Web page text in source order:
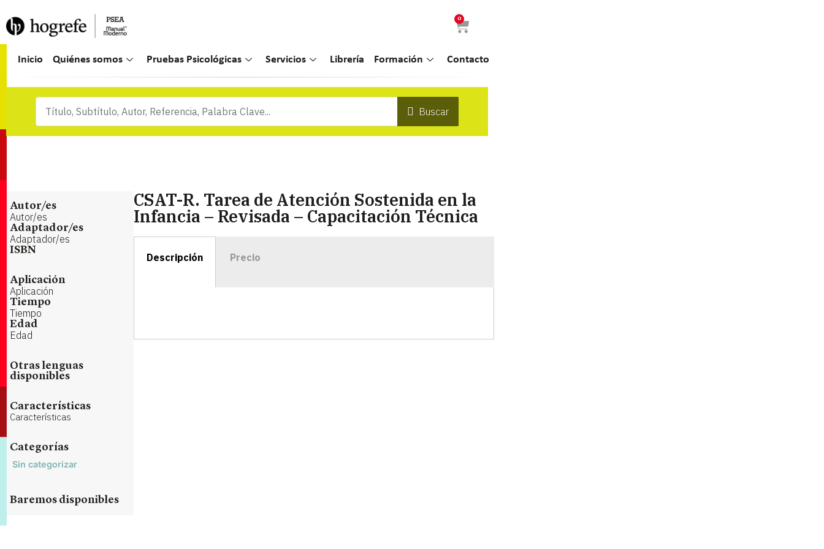
0
Inicio Quiénes somos Pruebas Psicológicas Servicios Librería Formación Contacto
Buscar
Autor/es
Autor/es
Adaptador/es
Adaptador/es
ISBN
Aplicación
Aplicación
Tiempo
Tiempo
Edad
Edad
Otras lenguas
disponibles
Características
Características
Categorías
Sin categorizar
Baremos disponibles
CSAT-R. Tarea de Atención Sostenida en la
Infancia – Revisada – Capacitación Técnica
Descripción Precio